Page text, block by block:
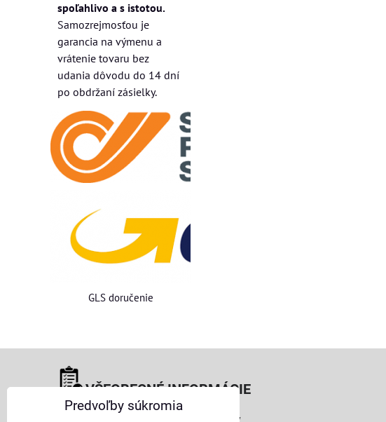
spoľahlivo a s istotou.
Samozrejmosťou je
garancia na výmenu a
vrátenie tovaru bez
udania dôvodu do 14 dní
po obdržaní zásielky.
GLS doručenie
VŠEOBECNÉ INFORMÁCIE
Obchodné podmienky pre osoby
Predvoľby súkromia